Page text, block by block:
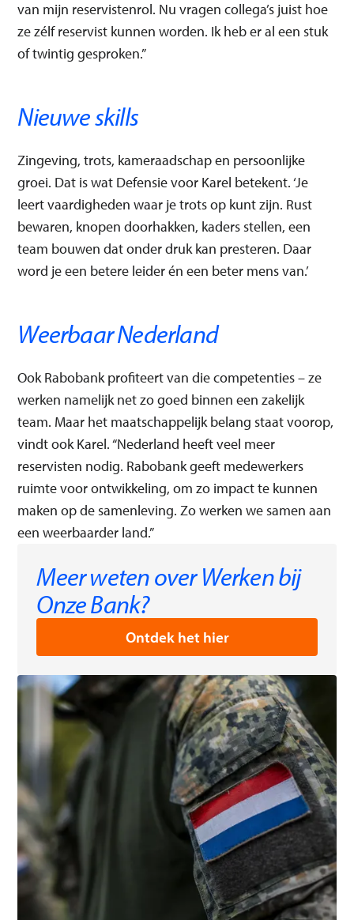
van mijn reservistenrol. Nu vragen collega’s juist hoe
ze zélf reservist kunnen worden. Ik heb er al een stuk
of twintig gesproken.”
Nieuwe skills
Zingeving, trots, kameraadschap en persoonlijke
groei. Dat is wat Defensie voor Karel betekent. ‘Je
leert vaardigheden waar je trots op kunt zijn. Rust
bewaren, knopen doorhakken, kaders stellen, een
team bouwen dat onder druk kan presteren. Daar
word je een betere leider én een beter mens van.’
Weerbaar Nederland
Ook Rabobank profiteert van die competenties – ze
werken namelijk net zo goed binnen een zakelijk
team. Maar het maatschappelijk belang staat voorop,
vindt ook Karel. “Nederland heeft veel meer
reservisten nodig. Rabobank geeft medewerkers
ruimte voor ontwikkeling, om zo impact te kunnen
maken op de samenleving. Zo werken we samen aan
een weerbaarder land.”
Meer weten over Werken bij
Onze Bank?
Ontdek het hier